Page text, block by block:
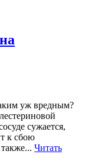
уж вредным?
сужается,
к сбою
Читать